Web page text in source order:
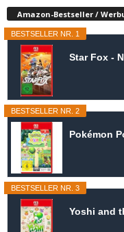
Amazon-Bestseller /
BESTSELLER NR. 1
Star Fox -
BESTSELLER NR. 2
Pokémon
BESTSELLER NR. 3
Yoshi and